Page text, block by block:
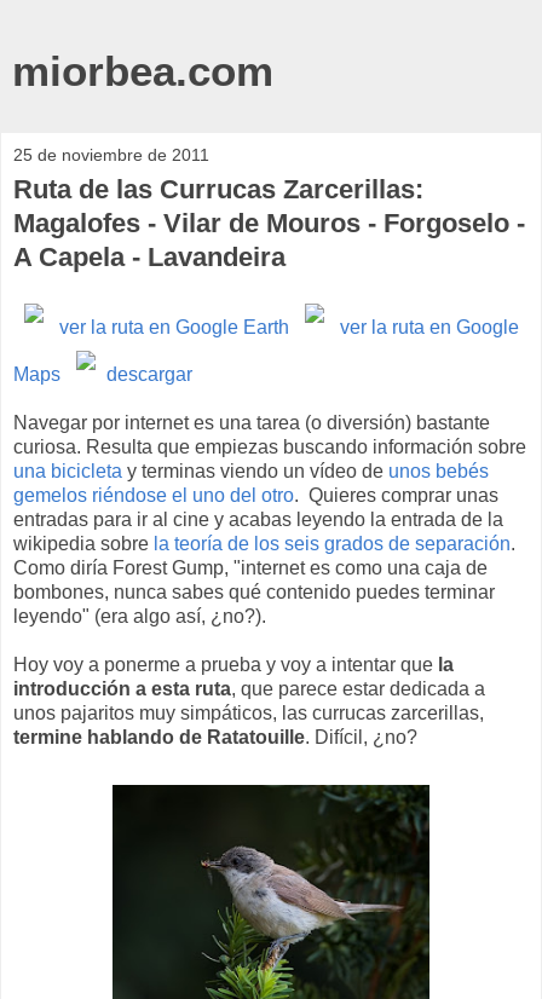
miorbea.com
25 de noviembre de 2011
Ruta de las Currucas Zarcerillas:
Magalofes - Vilar de Mouros - Forgoselo -
A Capela - Lavandeira
ver la ruta en Google Earth ver la ruta en Google
Maps descargar
Navegar por internet es una tarea (o diversión) bastante
curiosa. Resulta que empiezas buscando información sobre
una bicicleta y terminas viendo un vídeo de unos bebés
gemelos riéndose el uno del otro. Quieres comprar unas
entradas para ir al cine y acabas leyendo la entrada de la
wikipedia sobre la teoría de los seis grados de separación.
Como diría Forest Gump, "internet es como una caja de
bombones, nunca sabes qué contenido puedes terminar
leyendo" (era algo así, ¿no?).
Hoy voy a ponerme a prueba y voy a intentar que la
introducción a esta ruta, que parece estar dedicada a
unos pajaritos muy simpáticos, las currucas zarcerillas,
termine hablando de Ratatouille. Difícil, ¿no?